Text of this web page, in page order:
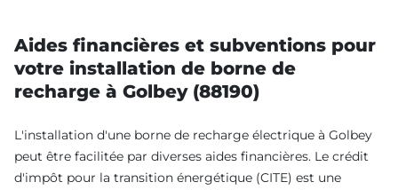
Aides financières et subventions pour
votre installation de borne de
recharge à Golbey (88190)
L'installation d'une borne de recharge électrique à Golbey
peut être facilitée par diverses aides financières. Le crédit
d'impôt pour la transition énergétique (CITE) est une